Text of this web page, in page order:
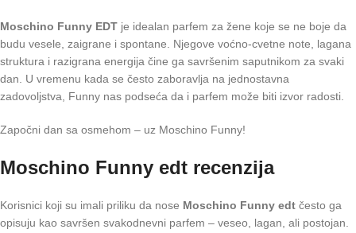
Moschino Funny EDT je idealan parfem za žene koje se ne boje da
budu vesele, zaigrane i spontane. Njegove voćno-cvetne note, lagana
struktura i razigrana energija čine ga savršenim saputnikom za svaki
dan. U vremenu kada se često zaboravlja na jednostavna
zadovoljstva, Funny nas podseća da i parfem može biti izvor radosti.
Započni dan sa osmehom – uz Moschino Funny!
Moschino Funny edt recenzija
Korisnici koji su imali priliku da nose Moschino Funny edt često ga
opisuju kao savršen svakodnevni parfem – veseo, lagan, ali postojan.